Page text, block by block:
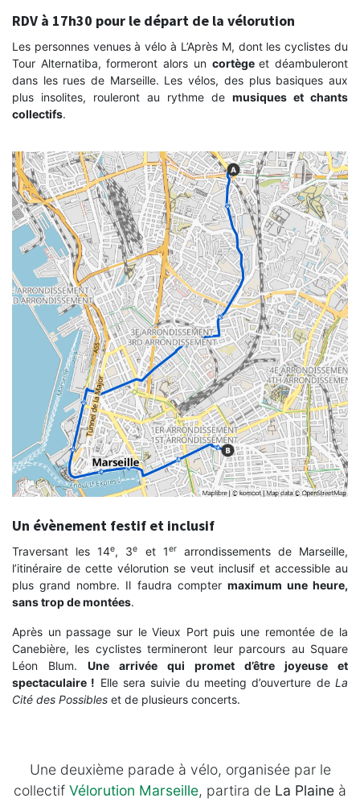
RDV à 17h30 pour le départ de la vélorution
Les personnes venues à vélo à L’Après M, dont les cyclistes du
Tour Alternatiba, formeront alors un cortègeet déambuleront
dans les rues de Marseille. Les vélos, des plus basiques aux
plus insolites, rouleront au rythme de musiques et chants
collectifs.
Un évènement festif et inclusif
Traversant les 14e, 3e et 1erarrondissements de Marseille,
l’itinéraire de cette vélorution se veut inclusif et accessible au
plus grand nombre. Il faudra compter maximum une heure,
sans trop de montées.
Après un passage sur le Vieux Port puis une remontée de la
Canebière, les cyclistes termineront leur parcours au Square
Léon Blum. Une arrivée qui promet d’être joyeuse et
spectaculaire ! Elle sera suivie du meeting d’ouverture deLa
Cité des Possibles et de plusieurs concerts.
Une deuxième parade à vélo, organisée par le
collectif Vélorution Marseille, partira de La Plaine à